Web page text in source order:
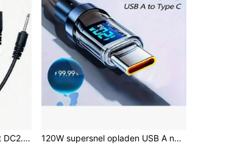
3-in-1 USB-oplaadkabel met DC2.5- en DC2.0-aansluitingen, geschikt voor het opladen van gezichtsreinigingsborstels, beautyapparaten en andere kleine huishoudelijke apparaten.
120W supersnel opladen USB A naar Type-C-kabel met LED-digitaal display, mat oppervlak, 6A hoge stroomsterkte, compatibel met POCO, verjaardag, Valentijnsdag, Moederdag cadeau